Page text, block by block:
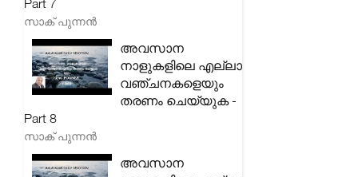
Part 7
സാക് പുന്നൻ
അവസാന
നാളുകളിലെ എല്ലാ
വഞ്ചനകളെയും
തരണം ചെയ്യുക -
Part 8
സാക് പുന്നൻ
അവസാന